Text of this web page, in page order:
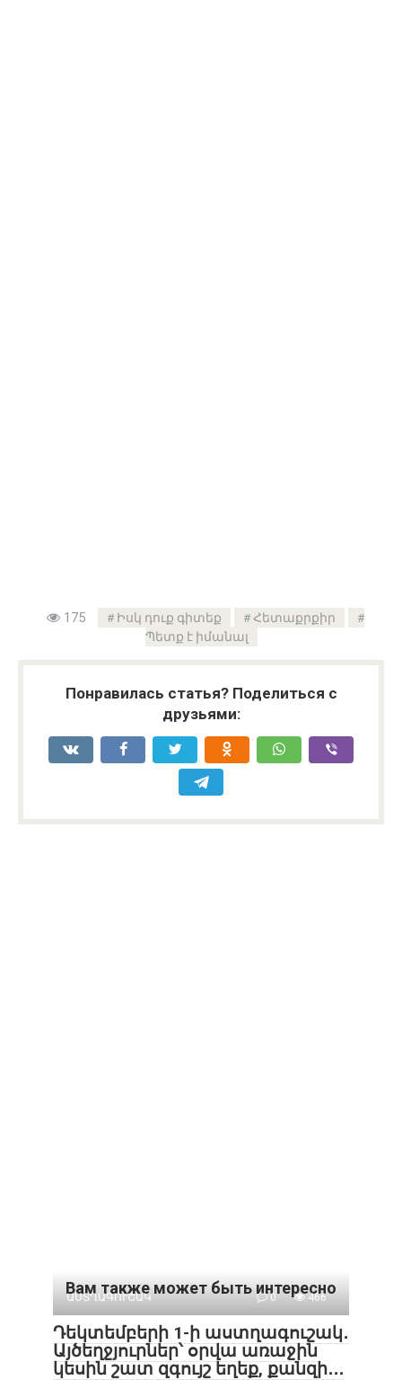
175 Իսկ դուք գիտեք
Հետաքրքիր
Պետք է իմանալ
Понравилась статья? Поделиться с
друзьями:
Вам также может быть интересно
ԱՍՏՂԱԳՈՒՇԱԿ 0 466
Դեկտեմբերի 1-ի աստղագուշակ․
Այծեղջյուրներ՝ օրվա առաջին
կեսին շատ զգույշ եղեք, քանզի․․․